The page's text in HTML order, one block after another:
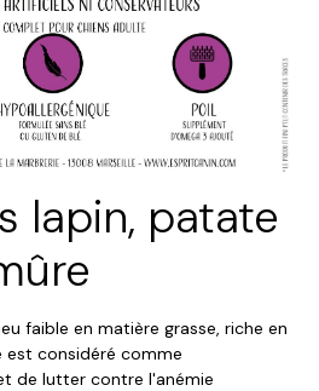
lapin, patate
faible en matière grasse, riche en
est considéré comme
de lutter contre l'anémie